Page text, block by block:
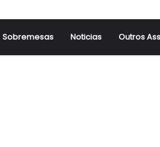
Sobremesas Noticias Outros